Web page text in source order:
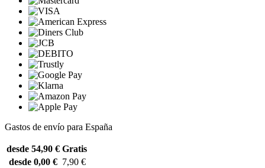
Gastos de envío para España
desde 54,90 € Gratis
desde 0,00 € 7,90 €